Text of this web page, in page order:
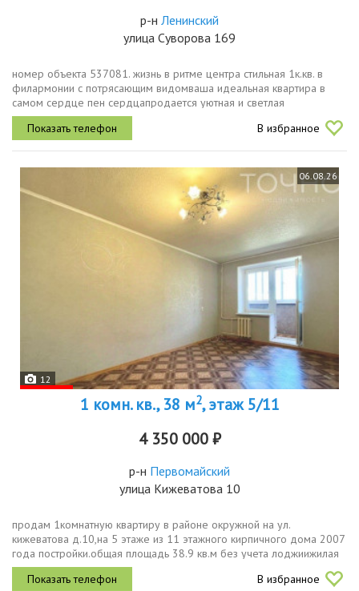
р-н Ленинский
улица Суворова 169
номер объекта 537081. жизнь в ритме центра стильная 1к.кв. в
филармонии с потрясающим видомваша идеальная квартира в
самом сердце пен сердцапродается уютная и светлая
однокомнатная квартира по адресу ул. суворова, 169. это лучший
выбор для тех, кто...
В избранное
06.08.26
12
1 комн. кв., 38 м2, этаж 5/11
4 350 000 ₽
р-н Первомайский
улица Кижеватова 10
продам 1комнатную квартиру в районе окружной на ул.
кижеватова д.10,на 5 этаже из 11 этажного кирпичного дома 2007
года постройки.общая площадь 38.9 кв.м без учета лоджиижилая
площадь 18.2 кв.мкухня 10.7 кв.мквартира в хорошем жилом
состоянии,...
В избранное